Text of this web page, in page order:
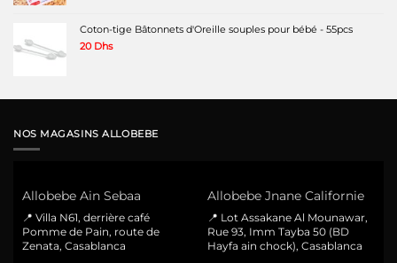
Coton-tige Bâtonnets d'Oreille souples pour bébé - 55pcs
20 Dhs
NOS MAGASINS ALLOBEBE
Allobebe Ain Sebaa
📍 Villa N61, derrière café
Pomme de Pain, route de
Zenata, Casablanca
Allobebe Jnane Californie
📍 Lot Assakane Al Mounawar,
Rue 93, Imm Tayba 50 (BD
Hayfa ain chock), Casablanca